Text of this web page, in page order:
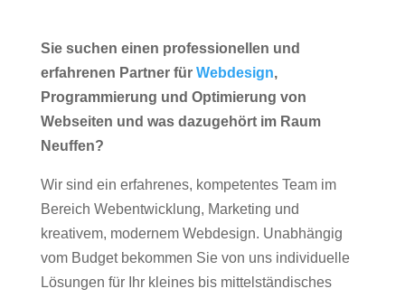
Sie suchen einen professionellen und
erfahrenen Partner für Webdesign,
Programmierung und Optimierung von
Webseiten und was dazugehört im Raum
Neuffen?
Wir sind ein erfahrenes, kompetentes Team im
Bereich Webentwicklung, Marketing und
kreativem, modernem Webdesign. Unabhängig
vom Budget bekommen Sie von uns individuelle
Lösungen für Ihr kleines bis mittelständisches